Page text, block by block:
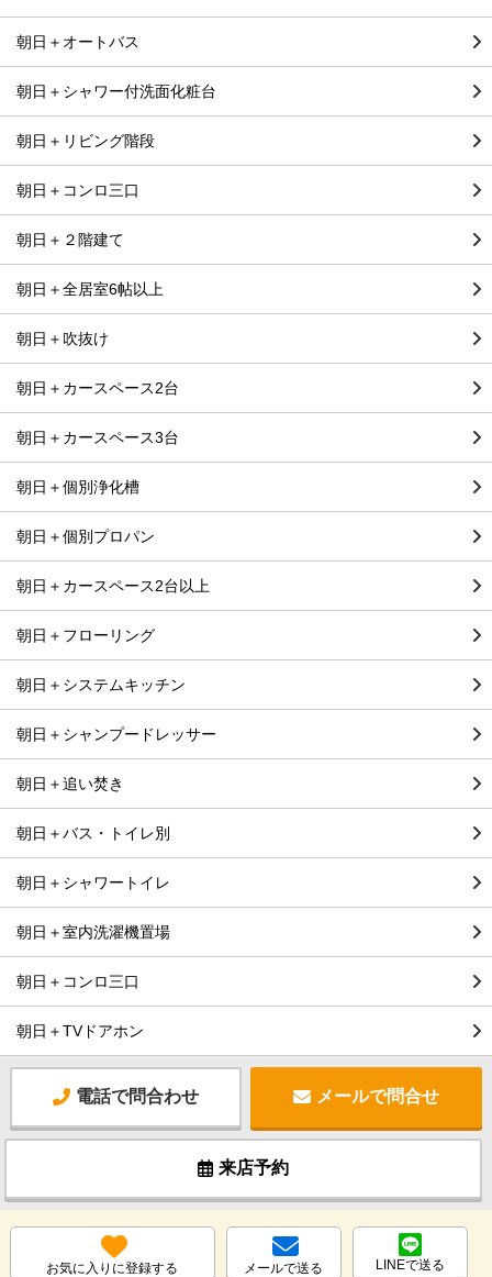
朝日＋オートバス
朝日＋シャワー付洗面化粧台
朝日＋リビング階段
朝日＋コンロ三口
朝日＋２階建て
朝日＋全居室6帖以上
朝日＋吹抜け
朝日＋カースペース2台
朝日＋カースペース3台
朝日＋個別浄化槽
朝日＋個別プロパン
朝日＋カースペース2台以上
朝日＋フローリング
朝日＋システムキッチン
朝日＋シャンプードレッサー
朝日＋追い焚き
朝日＋バス・トイレ別
朝日＋シャワートイレ
朝日＋室内洗濯機置場
朝日＋コンロ三口
朝日＋TVドアホン
電話で問合わせ メールで問合せ
来店予約
お気に入りに登録する メールで送る LINEで送る